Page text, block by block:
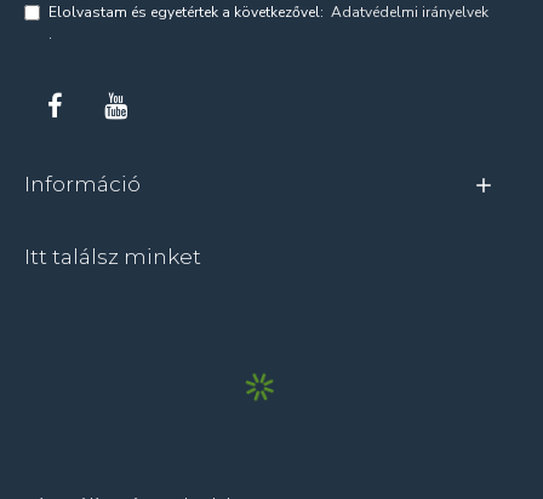
Elolvastam és egyetértek a következővel: Adatvédelmi irányelvek
.
Információ
Itt találsz minket